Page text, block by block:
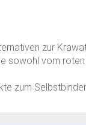
zur
sowohl vom
zum